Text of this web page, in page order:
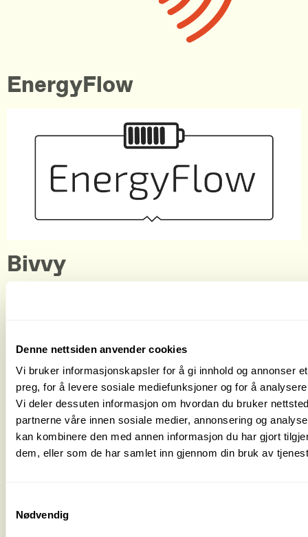
Denne nettsiden anvender cookies
Vi bruker informasjonskapsler for å gi innhold og annonser
preg, for å levere sosiale mediefunksjoner og for å
Vi deler dessuten informasjon om hvordan du bruker
partnerne våre innen sosiale medier, annonsering og
kan kombinere den med annen informasjon du har gjort
dem, eller som de har samlet inn gjennom din bruk av
Nødvendig
EnergyFlow
Bivvy
Blokkskatt